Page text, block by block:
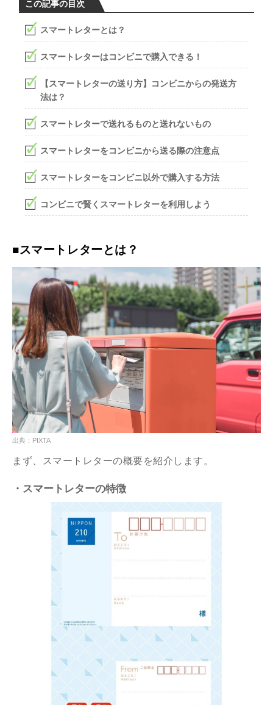
この記事の目次
スマートレターとは？
スマートレターはコンビニで購入できる！
【スマートレターの送り方】コンビニからの発送方
法は？
スマートレターで送れるものと送れないもの
スマートレターをコンビニから送る際の注意点
スマートレターをコンビニ以外で購入する方法
コンビニで賢くスマートレターを利用しよう
■スマートレターとは？
出典：PIXTA
まず、スマートレターの概要を紹介します。
・スマートレターの特徴